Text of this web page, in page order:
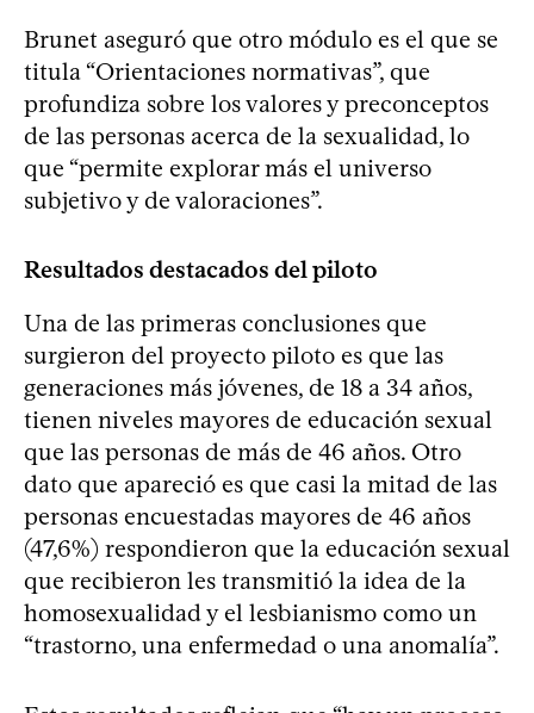
Brunet aseguró que otro módulo es el que se
titula “Orientaciones normativas”, que
profundiza sobre los valores y preconceptos
de las personas acerca de la sexualidad, lo
que “permite explorar más el universo
subjetivo y de valoraciones”.
Resultados destacados del piloto
Una de las primeras conclusiones que
surgieron del proyecto piloto es que las
generaciones más jóvenes, de 18 a 34 años,
tienen niveles mayores de educación sexual
que las personas de más de 46 años. Otro
dato que apareció es que casi la mitad de las
personas encuestadas mayores de 46 años
(47,6%) respondieron que la educación sexual
que recibieron les transmitió la idea de la
homosexualidad y el lesbianismo como un
“trastorno, una enfermedad o una anomalía”.